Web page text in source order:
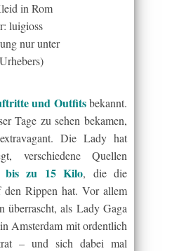
in Rom
luigioss
nur unter
und Outfitsbekannt.
Tage zu sehen bekamen,
Die Lady hat
verschiedene Quellen
zu 15 Kilo, die die
den Rippen hat. Vor allem
überrascht, als Lady Gaga
Amsterdam mit ordentlich
– und sich dabei mal